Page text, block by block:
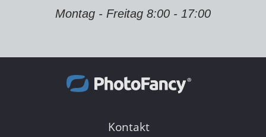
Montag - Freitag 8:00 - 17:00
Kontakt